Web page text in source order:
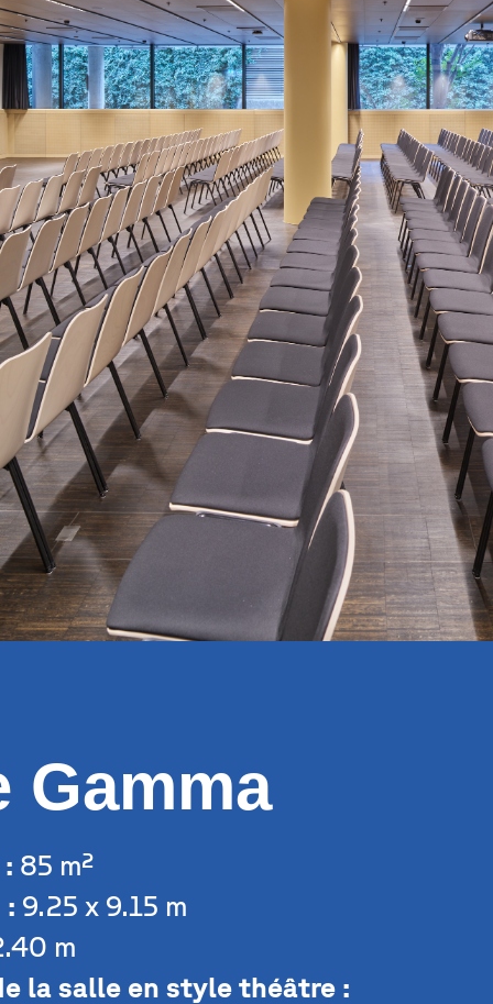
Gamma
85 m²
: 9.25 x 9.15 m
m
la salle en style théâtre :